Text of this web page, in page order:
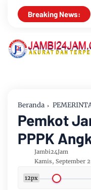
Breaking News:
RI Ke 81
Beranda
Pemkot
PPPK
Jambi24Jam
Kamis, September
12px